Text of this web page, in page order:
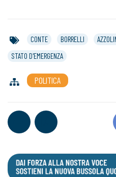
CONTE BORRELLI
STATO D'EMERGENZA
POLITICA